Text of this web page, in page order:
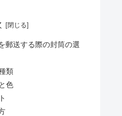
郵送する際の封筒の選
類
色